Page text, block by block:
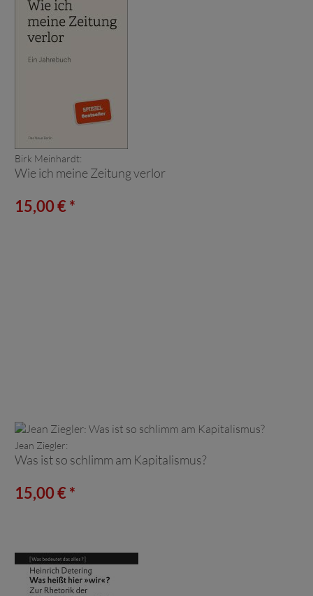
Birk Meinhardt:
Wie ich meine Zeitung verlor
15,00 € *
Jean Ziegler:
Was ist so schlimm am Kapitalismus?
15,00 € *